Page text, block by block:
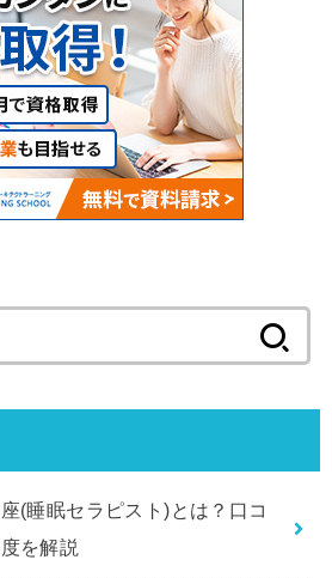
索:
(睡眠セラピスト)とは？口コ
を解説